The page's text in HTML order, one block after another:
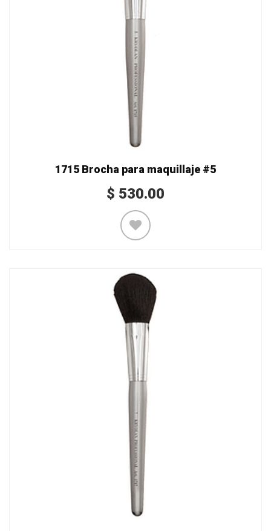
1715 Brocha para maquillaje #5
$ 530.00